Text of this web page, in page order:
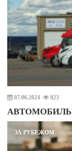
07.06.2024 823
ЗА РУБЕЖОМ